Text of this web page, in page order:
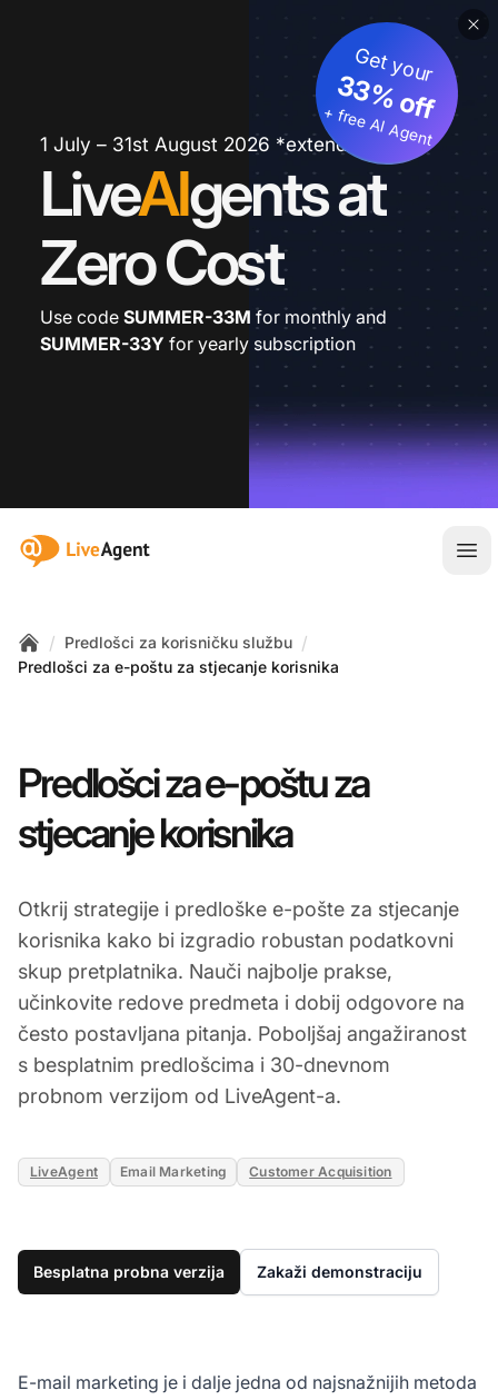
1 July – 31st August 2026 *extended
LiveAIgents at
Zero Cost
Get your
33% off
+ free AI Agent
Use code SUMMER-33M for monthly and
SUMMER-33Y for yearly subscription
:site.title
Home
/ Predlošci za korisničku službu /
Predlošci za e-poštu za stjecanje korisnika
Predlošci za e-poštu za
stjecanje korisnika
Otkrij strategije i predloške e-pošte za stjecanje
korisnika kako bi izgradio robustan podatkovni
skup pretplatnika. Nauči najbolje prakse,
učinkovite redove predmeta i dobij odgovore na
često postavljana pitanja. Poboljšaj angažiranost
s besplatnim predlošcima i 30-dnevnom
probnom verzijom od LiveAgent-a.
LiveAgent Email Marketing Customer Acquisition
Besplatna probna verzija Zakaži demonstraciju
E-mail marketing je i dalje jedna od najsnažnijih metoda